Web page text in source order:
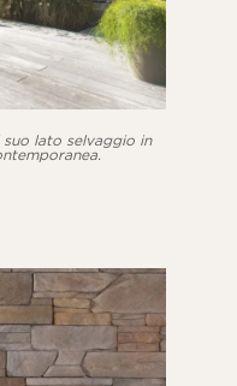
lato selvaggio in